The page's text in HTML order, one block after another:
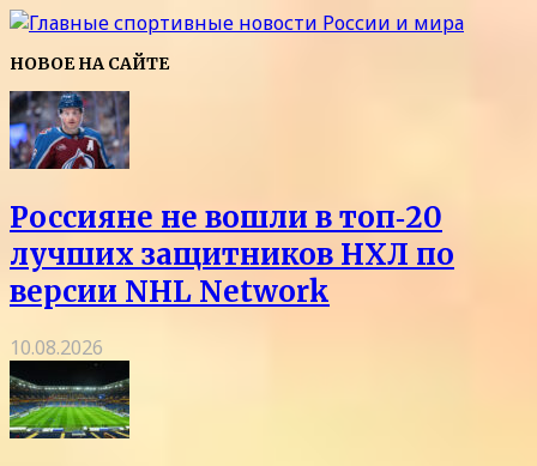
НОВОЕ НА САЙТЕ
Россияне не вошли в топ‑20
лучших защитников НХЛ по
версии NHL Network
10.08.2026